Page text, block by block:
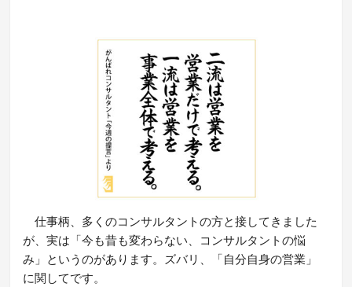
仕事柄、多くのコンサルタントの方と接してきました
が、実は「今も昔も変わらない、コンサルタントの悩
み」というのがあります。ズバリ、「自分自身の営業」
に関してです。